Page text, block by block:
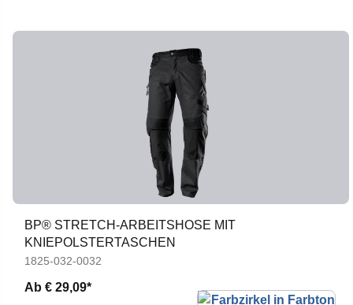
BP® STRETCH-ARBEITSHOSE MIT
KNIEPOLSTERTASCHEN
1825-032-0032
Ab € 29,09*